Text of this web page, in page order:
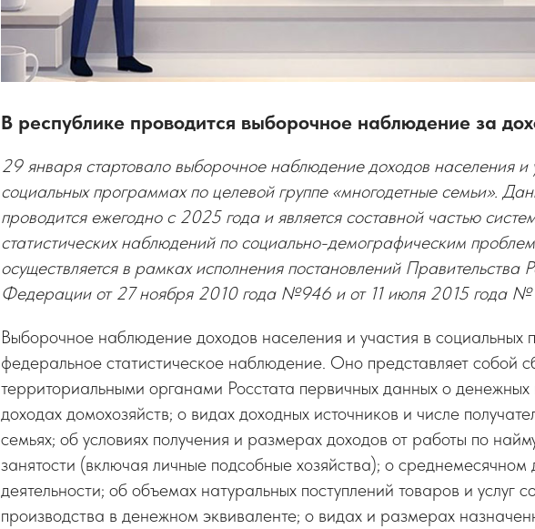
В республике проводится выборочное наблюдение за
29 января стартовало выборочное наблюдение доходов населения и
социальных программах по целевой группе «многодетные семьи».
проводится ежегодно c 2025 года и является составной частью
статистических наблюдений по социально-демографическим
осуществляется в рамках исполнения постановлений Правительства
Федерации от 27 ноября 2010 года №946 и от 11 июля 2015 года
Выборочное наблюдение доходов населения и участия в социальных
федеральное статистическое наблюдение. Оно представляет собой
территориальными органами Росстата первичных данных о денежных
доходах домохозяйств; о видах доходных источников и числе
семьях; об условиях получения и размерах доходов от работы по
занятости (включая личные подсобные хозяйства); о среднемесячном
деятельности; об объемах натуральных поступлений товаров и услуг
производства в денежном эквиваленте; о видах и размерах